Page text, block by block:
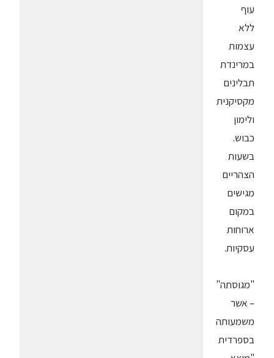
עוף
ללא
עצמות
במרינדת
תבלינים
מקסיקנית
ולימון
כבוש.
בשעות
הצהריים
מגישים
במקום
ארוחות
עסקיות.
"מגוסתה"
– אשר
משמעותה
בספרדית